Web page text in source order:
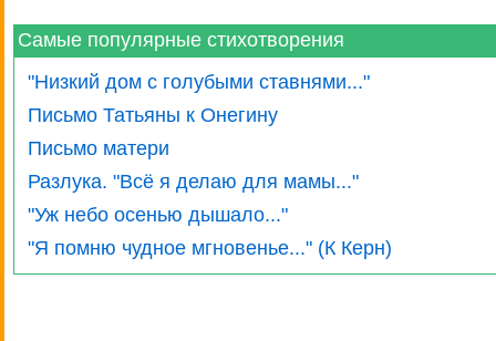
Самые популярные стихотворения
"Низкий дом с голубыми ставнями..."
Письмо Татьяны к Онегину
Письмо матери
Разлука. "Всё я делаю для мамы..."
"Уж небо осенью дышало..."
"Я помню чудное мгновенье..." (К Керн)